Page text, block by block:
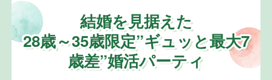
結婚を見据えた
28歳～35歳限定”ギュッと最大7
歳差”婚活パーティ